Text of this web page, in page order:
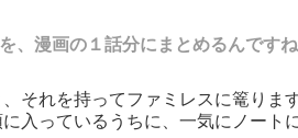
漫画の１話分にまとめるんですね
それを持ってファミレスに篭ります
入っているうちに、一気にノート